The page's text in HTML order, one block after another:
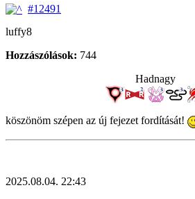
#12491
luffy8
Hozzászólások: 744
Hadnagy
köszönöm szépen az új fejezet fordítását!
2025.08.04. 22:43